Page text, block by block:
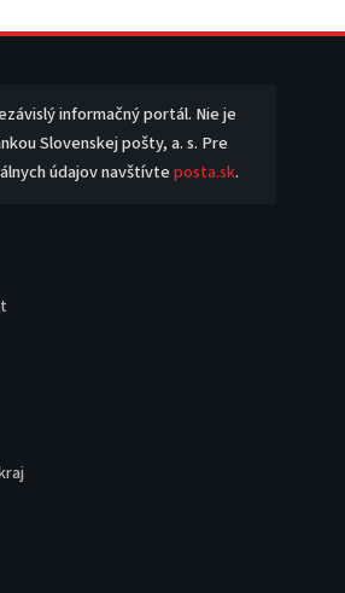
informačný portál. Nie je
Slovenskej pošty, a. s. Pre
údajov navštívteposta.sk.